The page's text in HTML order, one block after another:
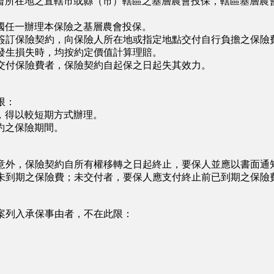
一辦理本保險之基層農會投保。
保險契約，向保險人所在地或指定地點交付自行負擔之保險
損失時，均按約定價值計算理賠。
保險費者，保險契約自起保之日起失其效力。
以較短期方式辦理。
保險期間。
，保險契約自所有權移轉之日起終止，要保人並應以書面通
期之保險費；未交付者，要保人應支付終止前已到期之保險
入承保事由者，不在此限：